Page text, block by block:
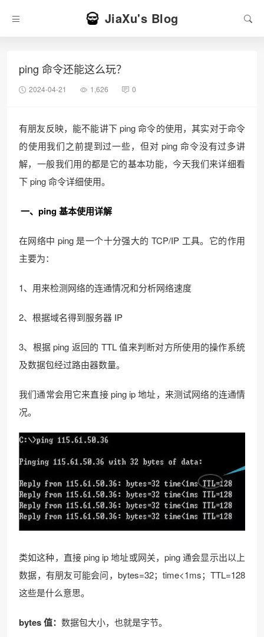
JiaXu's Blog
ping 命令还能这么玩？
2024-04-21 1,626 0
有朋友反映，能不能讲下 ping 命令的使用，其实对于命令
的使用我们之前提到过一些，但对 ping 命令没有过多讲
解，一般我们用的都是它的基本功能，今天我们来详细看
下 ping 命令详细使用。
一、ping 基本使用详解
在网络中 ping 是一个十分强大的 TCP/IP 工具。它的作用
主要为：
1、用来检测网络的连通情况和分析网络速度
2、根据域名得到服务器 IP
3、根据 ping 返回的 TTL 值来判断对方所使用的操作系统
及数据包经过路由器数量。
我们通常会用它来直接 ping ip 地址，来测试网络的连通情
况。
类如这种，直接 ping ip 地址或网关，ping 通会显示出以上
数据，有朋友可能会问，bytes=32；time<1ms；TTL=128
这些是什么意思。
bytes 值： 数据包大小，也就是字节。